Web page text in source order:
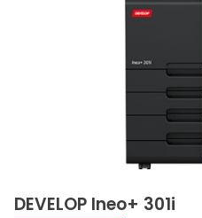
DEVELOP Ineo+ 301i